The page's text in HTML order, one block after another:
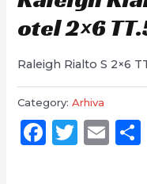
otel 2×6
Raleigh Rialto S 2×6
Category:Arhiva